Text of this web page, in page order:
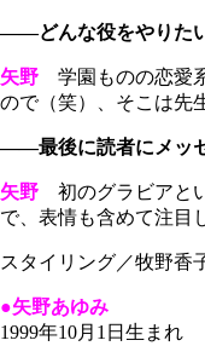
――どんな役をやりた
矢野 学園ものの恋愛
ので（笑）、そこは先
――最後に読者にメッセ
矢野 初のグラビアと
で、表情も含めて注目
スタイリング／牧野
●矢野あゆみ
1999年10月1日生まれ